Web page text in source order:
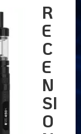
R
E
C
E
N
SI
O